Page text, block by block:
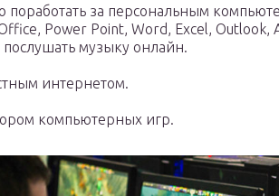
поработать за персональным
Power Point, Word, Excel, Outlook,
музыку онлайн.
интернетом.
компьютерных игр.